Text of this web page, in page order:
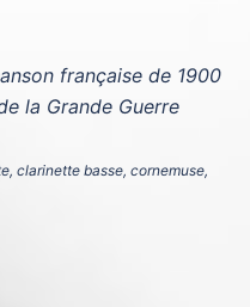
française de 1900
la Grande Guerre
clarinette basse, cornemuse,